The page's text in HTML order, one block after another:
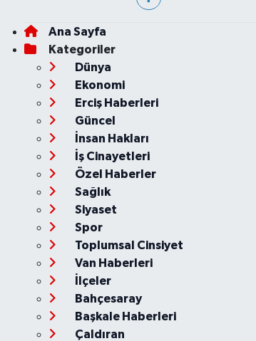
Ana Sayfa
Kategoriler
Dünya
Ekonomi
Erciş Haberleri
Güncel
İnsan Hakları
İş Cinayetleri
Özel Haberler
Sağlık
Siyaset
Spor
Toplumsal Cinsiyet
Van Haberleri
İlçeler
Bahçesaray
Başkale Haberleri
Çaldıran